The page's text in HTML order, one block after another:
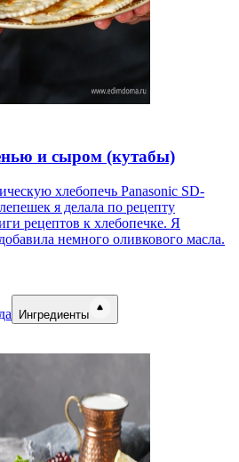
и сыром (кутабы)
хлебопечь Panasonic SD-
я делала по рецепту
рецептов к хлебопечке. Я
немного оливкового масла.
Ингредиенты